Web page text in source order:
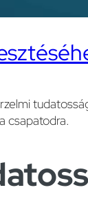
csapatodra.